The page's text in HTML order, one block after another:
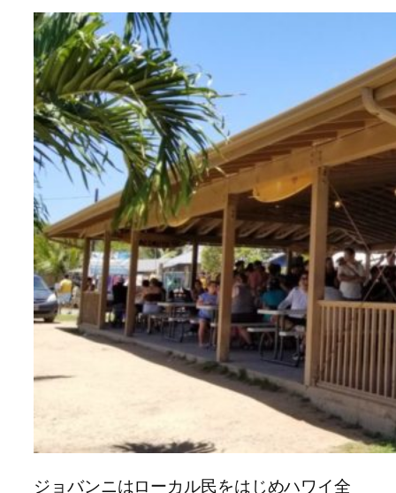
ジョバンニはローカル民をはじめハワイ全